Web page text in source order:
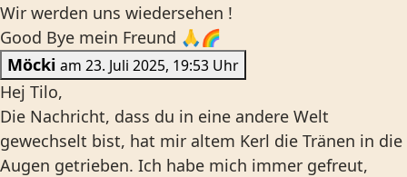
Wir werden uns wiedersehen !
Good Bye mein Freund 🙏🌈
Möcki
am 23. Juli 2025, 19:53 Uhr
Hej Tilo,
Die Nachricht, dass du in eine andere Welt
gewechselt bist, hat mir altem Kerl die Tränen in die
Augen getrieben. Ich habe mich immer gefreut,